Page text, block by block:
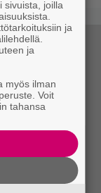
sivuista, joilla
ja
ja
myös ilman
Voit
tahansa